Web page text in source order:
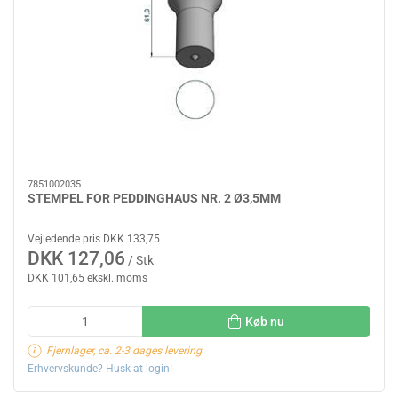
7851002035
STEMPEL FOR PEDDINGHAUS NR. 2 Ø3,5MM
Vejledende pris DKK 133,75
DKK 127,06 / Stk
DKK 101,65 ekskl. moms
Køb nu
Fjernlager, ca. 2-3 dages levering
Erhvervskunde? Husk at login!